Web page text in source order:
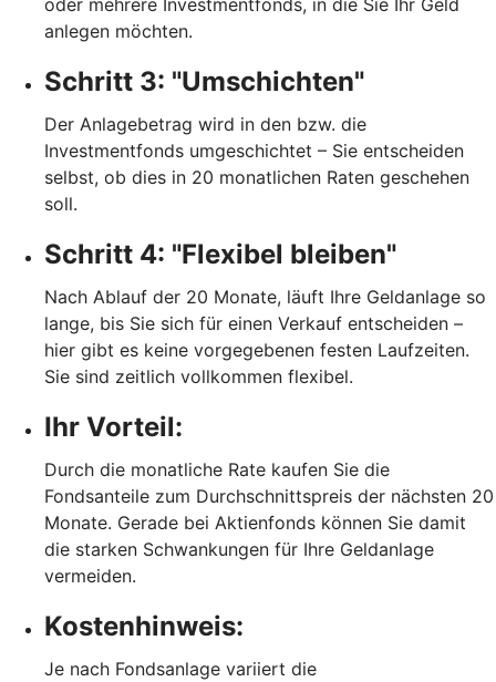
anlegen möchten.
Schritt 3: "Umschichten"
Der Anlagebetrag wird in den bzw. die
Investmentfonds umgeschichtet – Sie entscheiden
selbst, ob dies in 20 monatlichen Raten geschehen
soll.
Schritt 4: "Flexibel bleiben"
Nach Ablauf der 20 Monate, läuft Ihre Geldanlage so
lange, bis Sie sich für einen Verkauf entscheiden –
hier gibt es keine vorgegebenen festen Laufzeiten.
Sie sind zeitlich vollkommen flexibel.
Ihr Vorteil:
Durch die monatliche Rate kaufen Sie die
Fondsanteile zum Durchschnittspreis der nächsten 20
Monate. Gerade bei Aktienfonds können Sie damit
die starken Schwankungen für Ihre Geldanlage
vermeiden.
Kostenhinweis:
Je nach Fondsanlage variiert die